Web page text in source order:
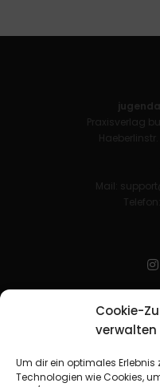
Cookie-
verwalten
Um dir ein optimales Erlebnis
Technologien wie Cookies,
Praxisverlag
Mail:
Mitarbeitende in der
Erwachsenenarbeit. Aufjo